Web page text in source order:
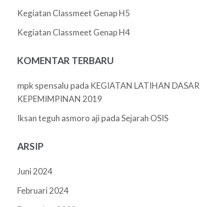
Kegiatan Classmeet Genap H5
Kegiatan Classmeet Genap H4
KOMENTAR TERBARU
mpk spensalu pada KEGIATAN LATIHAN DASAR
KEPEMIMPINAN 2019
Iksan teguh asmoro aji padaSejarah OSIS
ARSIP
Juni 2024
Februari 2024